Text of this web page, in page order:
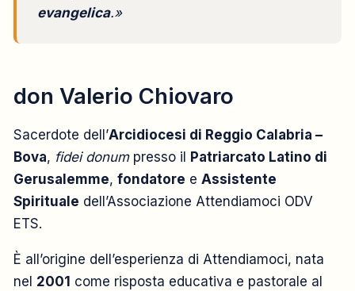
evangelica.»
don Valerio Chiovaro
Sacerdote dell’Arcidiocesi di Reggio Calabria –
Bova, fidei donumpresso il
Patriarcato Latino di
Gerusalemme, fondatore e Assistente
Spirituale dell’Associazione Attendiamoci ODV
ETS.
È all’origine dell’esperienza di Attendiamoci, nata
nel 2001 come risposta educativa e pastorale al